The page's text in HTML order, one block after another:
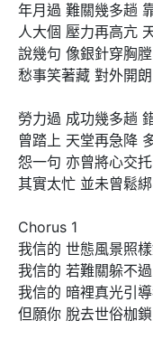
年月過 難關幾多趟
人大個 壓力再高亢
說幾句 像銀針穿胸
愁事笑著藏 對外開
勞力過 成功幾多趟
曾踏上 天堂再急降
怨一句 亦曾將心交
其實太忙 並未曾鬆
Chorus 1
我信的 世態風景照
我信的 若難關躲不
我信的 暗裡真光引
但願你 脫去世俗枷